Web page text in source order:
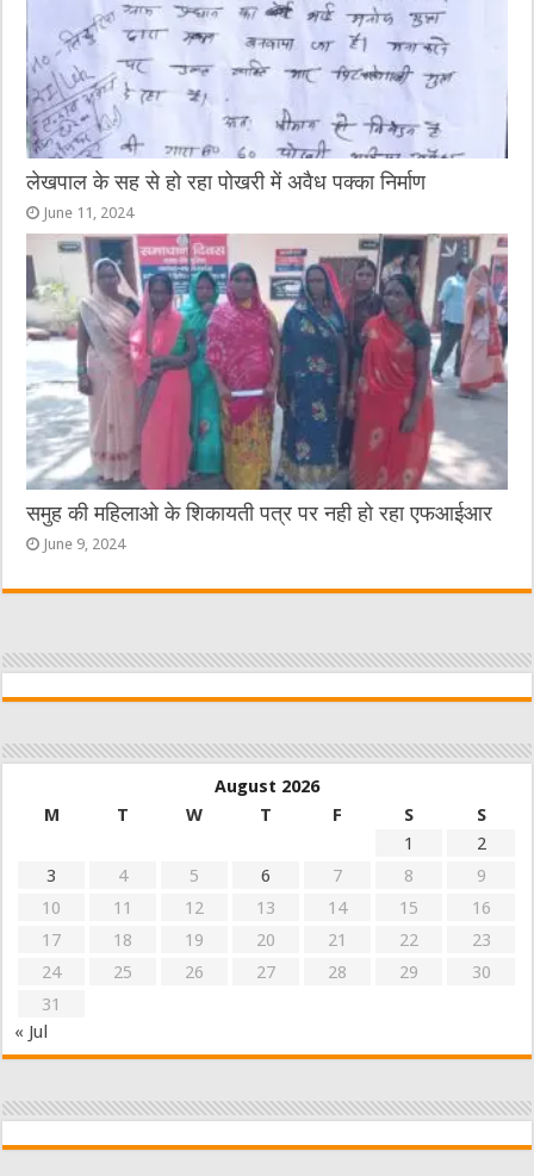
लेखपाल के सह से हो रहा पोखरी में अवैध पक्का निर्माण
June 11, 2024
समुह की महिलाओ के शिकायती पत्र पर नही हो रहा एफआईआर
June 9, 2024
August 2026
M
T W T F S
S
1
2
3
4 5 6 7 8
9
10
11 12 13 14 15
16
17
18 19 20 21 22
23
24
25 26 27 28 29
30
31
« Jul